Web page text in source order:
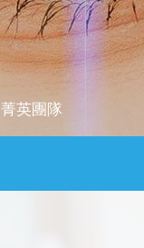
菁英團隊